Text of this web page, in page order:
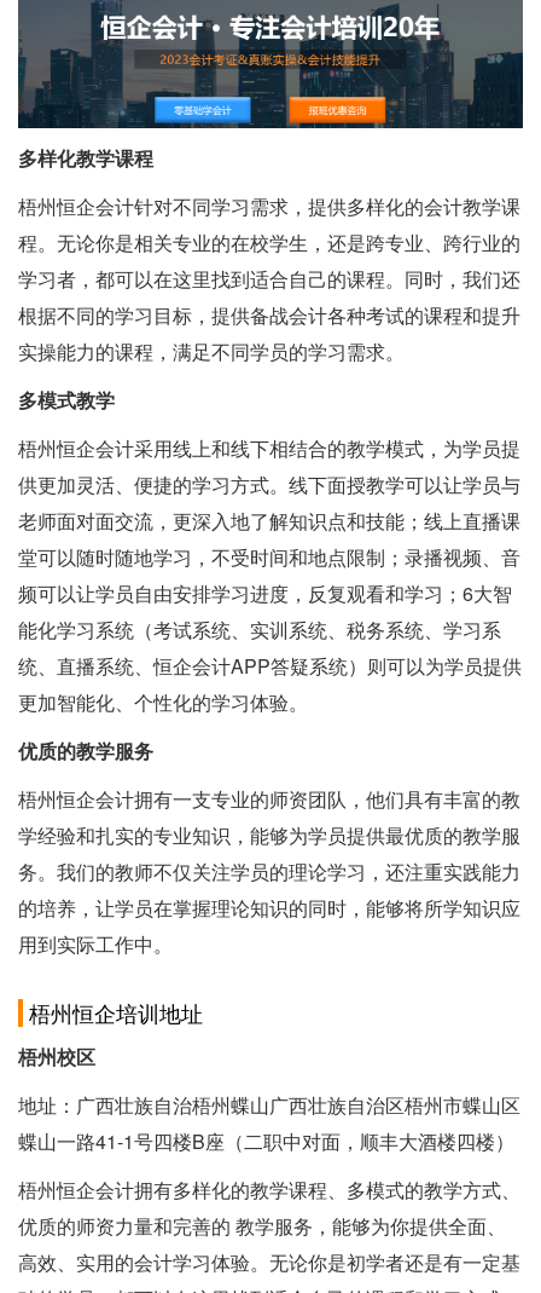
多样化教学课程
梧州恒企会计针对不同学习需求，提供多样化的会计教学课
程。无论你是相关专业的在校学生，还是跨专业、跨行业的
学习者，都可以在这里找到适合自己的课程。同时，我们还
根据不同的学习目标，提供备战会计各种考试的课程和提升
实操能力的课程，满足不同学员的学习需求。
多模式教学
梧州恒企会计采用线上和线下相结合的教学模式，为学员提
供更加灵活、便捷的学习方式。线下面授教学可以让学员与
老师面对面交流，更深入地了解知识点和技能；线上直播课
堂可以随时随地学习，不受时间和地点限制；录播视频、音
频可以让学员自由安排学习进度，反复观看和学习；6大智
能化学习系统（考试系统、实训系统、税务系统、学习系
统、直播系统、恒企会计APP答疑系统）则可以为学员提供
更加智能化、个性化的学习体验。
优质的教学服务
梧州恒企会计拥有一支专业的师资团队，他们具有丰富的教
学经验和扎实的专业知识，能够为学员提供最优质的教学服
务。我们的教师不仅关注学员的理论学习，还注重实践能力
的培养，让学员在掌握理论知识的同时，能够将所学知识应
用到实际工作中。
梧州恒企培训地址
梧州校区
地址：广西壮族自治梧州蝶山广西壮族自治区梧州市蝶山区
蝶山一路41-1号四楼B座（二职中对面，顺丰大酒楼四楼）
梧州恒企会计拥有多样化的教学课程、多模式的教学方式、
优质的师资力量和完善的 教学服务，能够为你提供全面、
高效、实用的会计学习体验。无论你是初学者还是有一定基